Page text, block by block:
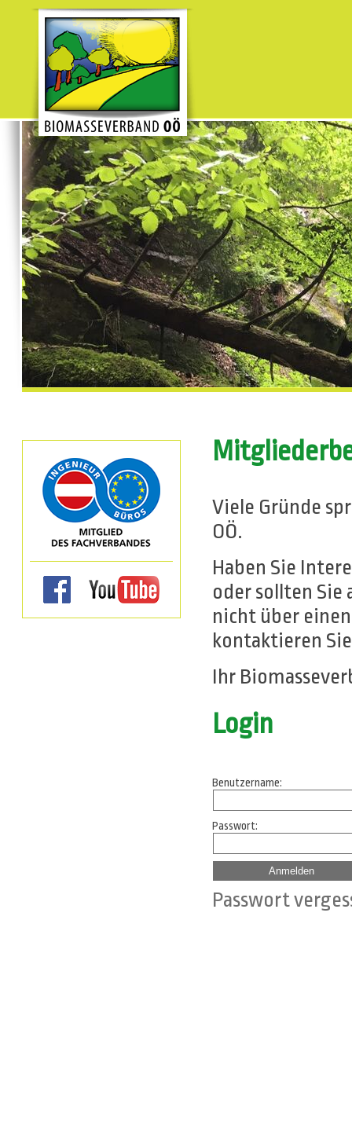
Viele Gründe
OÖ.
Haben Sie
oder sollten Sie
nicht über
kontaktieren
Ihr
Login
Benutzername:
Passwort:
Passwort